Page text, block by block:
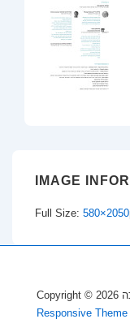
IMAGE
Full Size: 580×2050
Copyright © 2026
Responsive Theme